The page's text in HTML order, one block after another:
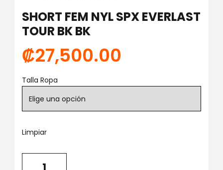
SHORT FEM NYL SPX EVERLAST
TOUR BK BK
₡27,500.00
Talla Ropa
Limpiar